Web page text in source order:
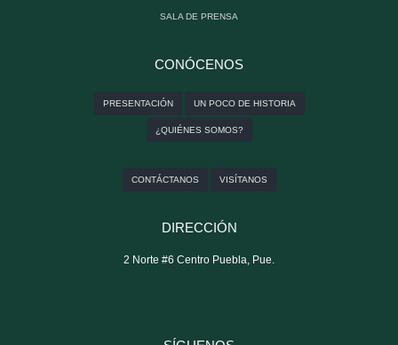
SALA DE PRENSA
CONÓCENOS
PRESENTACIÓN UN POCO DE HISTORIA
¿QUIÉNES SOMOS?
CONTÁCTANOS VISÍTANOS
DIRECCIÓN
2 Norte #6 Centro Puebla, Pue.